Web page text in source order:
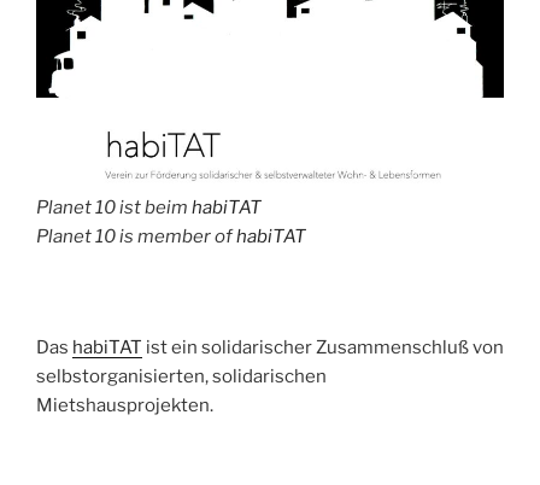
Planet 10 ist beim habiTAT
Planet 10 is member ofhabiTAT
Das habiTAT ist ein solidarischer Zusammenschluß von
selbstorganisierten, solidarischen
Mietshausprojekten.